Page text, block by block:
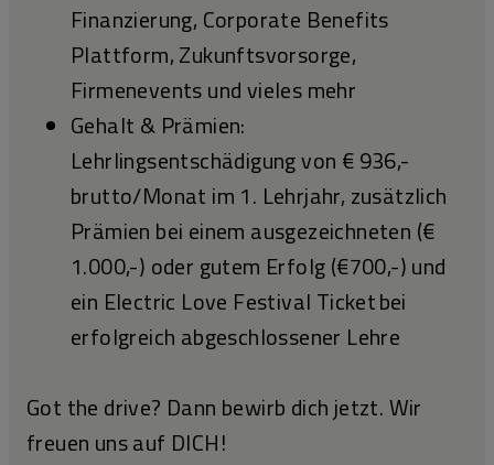
Finanzierung, Corporate Benefits
Plattform, Zukunftsvorsorge,
Firmenevents und vieles mehr
Gehalt & Prämien:
Lehrlingsentschädigung von € 936,-
brutto/Monat im 1. Lehrjahr, zusätzlich
Prämien bei einem ausgezeichneten (€
1.000,-) oder gutem Erfolg (€700,-) und
ein Electric Love Festival Ticket bei
erfolgreich abgeschlossener Lehre
Got the drive? Dann bewirb dich jetzt. Wir
freuen uns auf DICH!